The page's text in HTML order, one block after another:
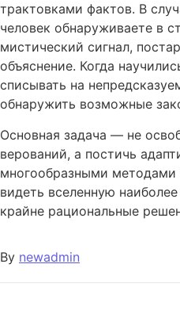
трактовками фактов. В
человек обнаруживаете в
мистический сигнал,
объяснение. Когда
списывать на
обнаружить возможные
Основная задача — не
верований, а постичь
многообразными методами
видеть вселенную
крайне рациональные
By newadmin